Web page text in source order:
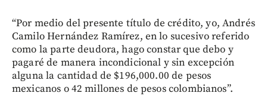
“Por medio del presente título de crédito, yo, Andrés
Camilo Hernández Ramírez, en lo sucesivo referido
como la parte deudora, hago constar que debo y
pagaré de manera incondicional y sin excepción
alguna la cantidad de $196,000.00 de pesos
mexicanos o 42 millones de pesos colombianos”.